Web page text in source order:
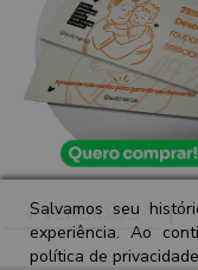
+ VENDIDOS |
Salvamos seu
experiência. Ao
política de